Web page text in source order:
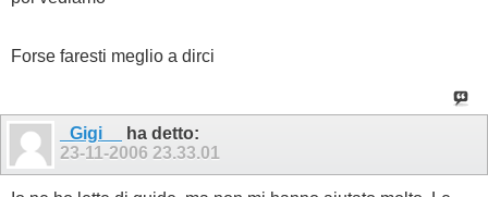
Forse faresti meglio a dirci
_Gigi__
ha detto:
23-11-2006 23.33.01